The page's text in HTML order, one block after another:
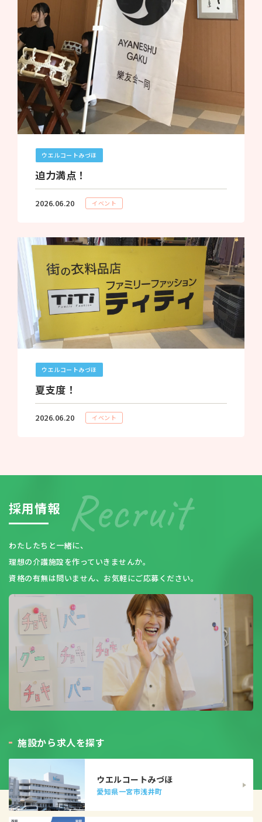
ウエルコートみづほ
迫力満点！
2026.06.20 イベント
ウエルコートみづほ
夏支度！
2026.06.20 イベント
採用情報
わたしたちと一緒に、
理想の介護施設を作っていきませんか。
資格の有無は問いません、お気軽にご応募ください。
施設から求人を探す
ウエルコートみづほ
愛知県一宮市浅井町